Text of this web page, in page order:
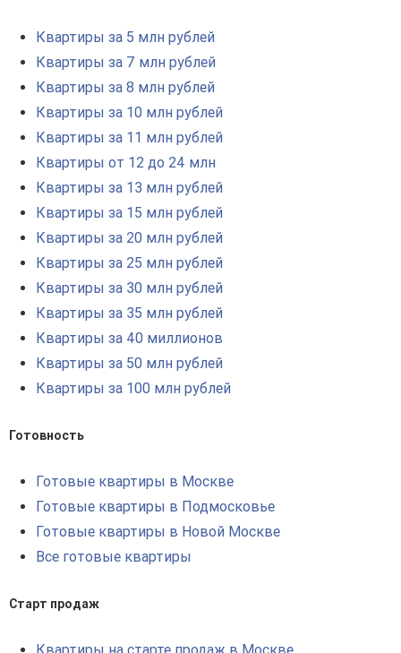
Квартиры за 5 млн рублей
Квартиры за 7 млн рублей
Квартиры за 8 млн рублей
Квартиры за 10 млн рублей
Квартиры за 11 млн рублей
Квартиры от 12 до 24 млн
Квартиры за 13 млн рублей
Квартиры за 15 млн рублей
Квартиры за 20 млн рублей
Квартиры за 25 млн рублей
Квартиры за 30 млн рублей
Квартиры за 35 млн рублей
Квартиры за 40 миллионов
Квартиры за 50 млн рублей
Квартиры за 100 млн рублей
Готовность
Готовые квартиры в Москве
Готовые квартиры в Подмосковье
Готовые квартиры в Новой Москве
Все готовые квартиры
Старт продаж